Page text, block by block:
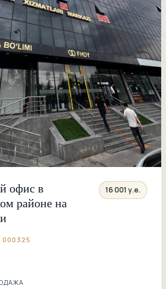
офис в
районе на
16 001 у.е.
000325